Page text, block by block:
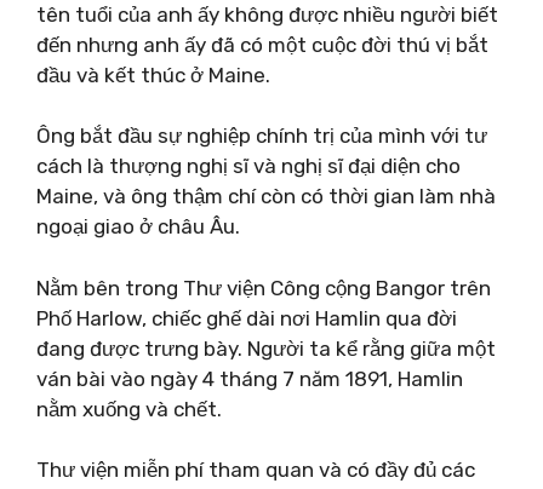
tên tuổi của anh ấy không được nhiều người biết
đến nhưng anh ấy đã có một cuộc đời thú vị bắt
đầu và kết thúc ở Maine.
Ông bắt đầu sự nghiệp chính trị của mình với tư
cách là thượng nghị sĩ và nghị sĩ đại diện cho
Maine, và ông thậm chí còn có thời gian làm nhà
ngoại giao ở châu Âu.
Nằm bên trong Thư viện Công cộng Bangor trên
Phố Harlow, chiếc ghế dài nơi Hamlin qua đời
đang được trưng bày. Người ta kể rằng giữa một
ván bài vào ngày 4 tháng 7 năm 1891, Hamlin
nằm xuống và chết.
Thư viện miễn phí tham quan và có đầy đủ các